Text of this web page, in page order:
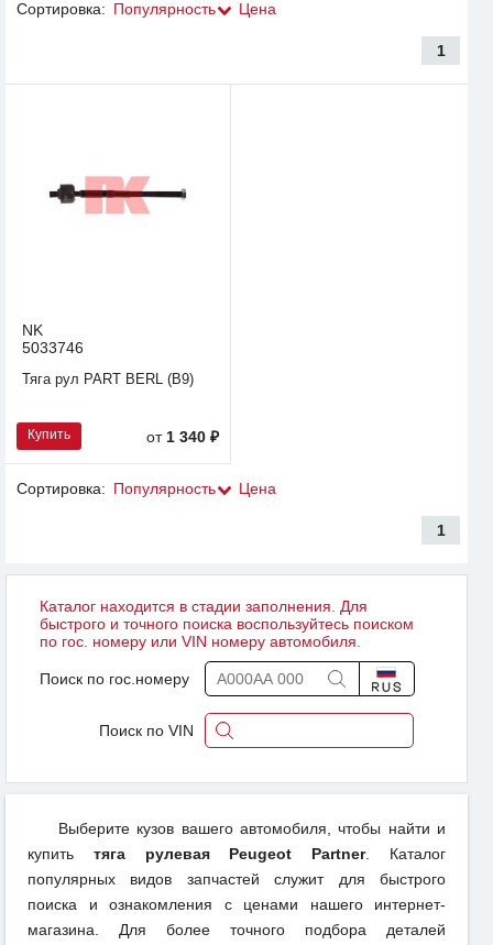
Сортировка: Популярность Цена
1
NK
5033746
Тяга рул PART BERL (B9)
Купить от1 340 ₽
Сортировка: Популярность Цена
1
Каталог находится в стадии заполнения. Для
быстрого и точного поиска воспользуйтесь поиском
по гос. номеру или VIN номеру автомобиля.
Поиск по гос.номеру
Поиск по VIN
Выберите кузов вашего автомобиля, чтобы найти и
купить тяга рулевая Peugeot Partner. Каталог
популярных видов запчастей служит для быстрого
поиска и ознакомления с ценами нашего интернет-
магазина. Для более точного подбора деталей